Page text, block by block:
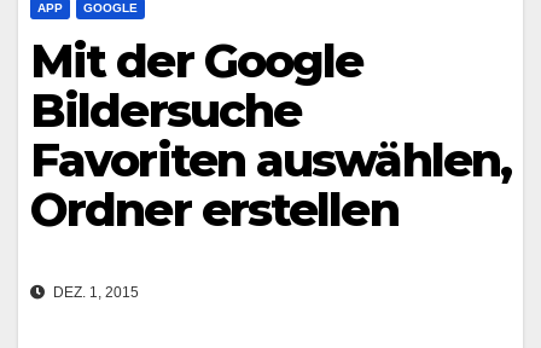
APP GOOGLE
Mit der Google
Bildersuche
Favoriten auswählen,
Ordner erstellen
DEZ. 1, 2015